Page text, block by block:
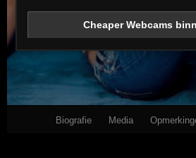
Biografie Media
Cheaper Webcams